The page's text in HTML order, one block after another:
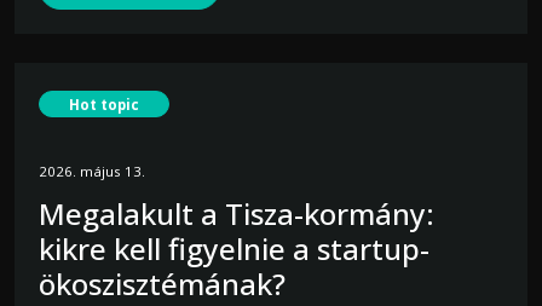
Hot topic
2026. május 13.
Megalakult a Tisza-kormány:
kikre kell figyelnie a startup-
ökoszisztémának?